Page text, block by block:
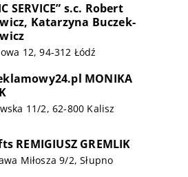
SERVICE” s.c. Robert
Katarzyna Buczek-
12, 94-312 Łódź
MONIKA
11/2, 62-800 Kalisz
REMIGIUSZ GREMLIK
Miłosza 9/2, Słupno